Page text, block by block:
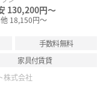
130,200円～
18,150円～
手数料無料
家具付賃貸
株式会社